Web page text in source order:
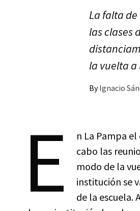
La falta
las clases
la vuelta
By Ignacio
E
n La Pampa
cabo las
modo de la
institución se
de la escuela.